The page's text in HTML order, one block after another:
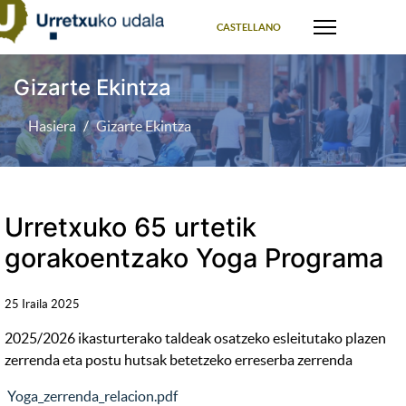
CASTELLANO
Gizarte Ekintza
Hasiera Gizarte Ekintza
Urretxuko 65 urtetik
gorakoentzako Yoga Programa
25 Iraila 2025
2025/2026 ikasturterako taldeak osatzeko esleitutako plazen
zerrenda eta postu hutsak betetzeko erreserba zerrenda
Yoga_zerrenda_relacion.pdf